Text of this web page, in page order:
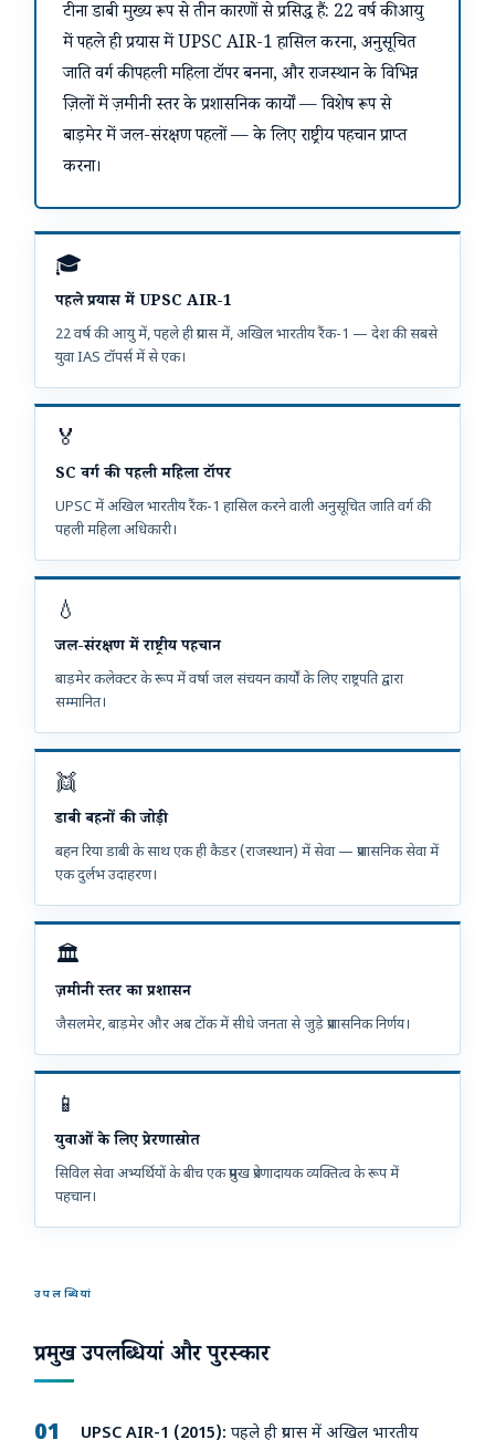
टीना डाबी मुख्य रूप से तीन कारणों से प्रसिद्ध हैं: 22 वर्ष की आयु
में पहले ही प्रयास में UPSC AIR-1 हासिल करना, अनुसूचित
जाति वर्ग की पहली महिला टॉपर बनना, और राजस्थान के विभिन्न
ज़िलों में ज़मीनी स्तर के प्रशासनिक कार्यों — विशेष रूप से
बाड़मेर में जल-संरक्षण पहलों — के लिए राष्ट्रीय पहचान प्राप्त
करना।
🎓
पहले प्रयास में UPSC AIR-1
22 वर्ष की आयु में, पहले ही प्रयास में, अखिल भारतीय रैंक-1 — देश की सबसे
युवा IAS टॉपर्स में से एक।
🏅
SC वर्ग की पहली महिला टॉपर
UPSC में अखिल भारतीय रैंक-1 हासिल करने वाली अनुसूचित जाति वर्ग की
पहली महिला अधिकारी।
💧
जल-संरक्षण में राष्ट्रीय पहचान
बाड़मेर कलेक्टर के रूप में वर्षा जल संचयन कार्यों के लिए राष्ट्रपति द्वारा
सम्मानित।
👯
डाबी बहनों की जोड़ी
बहन रिया डाबी के साथ एक ही कैडर (राजस्थान) में सेवा — प्रशासनिक सेवा में
एक दुर्लभ उदाहरण।
🏛️
ज़मीनी स्तर का प्रशासन
जैसलमेर, बाड़मेर और अब टोंक में सीधे जनता से जुड़े प्रशासनिक निर्णय।
📱
युवाओं के लिए प्रेरणास्रोत
सिविल सेवा अभ्यर्थियों के बीच एक प्रमुख प्रेरणादायक व्यक्तित्व के रूप में
पहचान।
उपलब्धियां
प्रमुख उपलब्धियां और पुरस्कार
UPSC AIR-1 (2015): पहले ही प्रयास में अखिल भारतीय